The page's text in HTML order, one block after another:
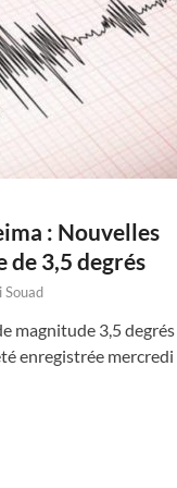
: Nouvelles
de 3,5 degrés
Souad
magnitude 3,5 degrés
enregistrée